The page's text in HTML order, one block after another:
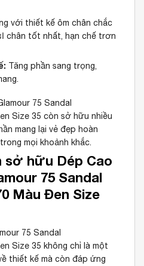
với thiết kế ôm chân chắc
Tăng phần sang trọng,
75 Sandal
Size 35 còn sở hữu nhiều
mang lại vẻ đẹp hoàn
mọi khoảnh khắc.
sở hữu Dép Cao
75 Sandal
Màu Đen Size
75 Sandal
Size 35 không chỉ là một
thiết kế mà còn đáp ứng